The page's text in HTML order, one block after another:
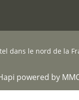
dans le nord de la
powered by